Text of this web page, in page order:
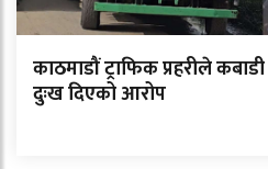
काठमाडौं ट्राफिक प्रहरीले
दुःख दिएको आरोप